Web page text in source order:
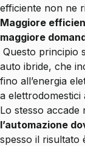
efficiente non ne
Maggiore
maggiore
Questo principio
auto ibride, che
fino all’energia
a elettrodomestici
Lo stesso accade
l’automazione
spesso il risultato